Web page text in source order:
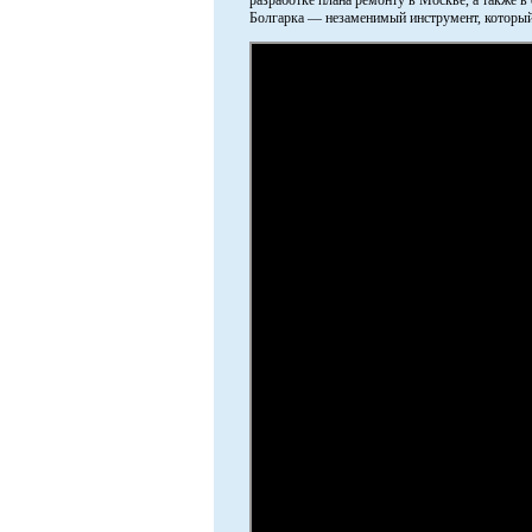
Болгарка — незаменимый инструмент, который